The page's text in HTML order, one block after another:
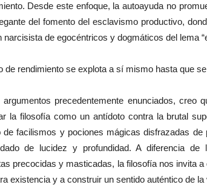
Desde este enfoque, la autoayuda no
del fomento del esclavismo productivo,
narcisista de egocéntricos y dogmáticos del lema
de rendimiento se explota a sí mismo hasta que
precedentemente enunciados, creo
la filosofía como un antídoto contra la brutal
de facilismos y pociones mágicas disfrazadas
de lucidez y profundidad. A diferencia
precocidas y masticadas, la filosofía nos invita
existencia y a construir un sentido auténtico de la